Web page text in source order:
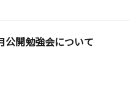
公開勉強会について